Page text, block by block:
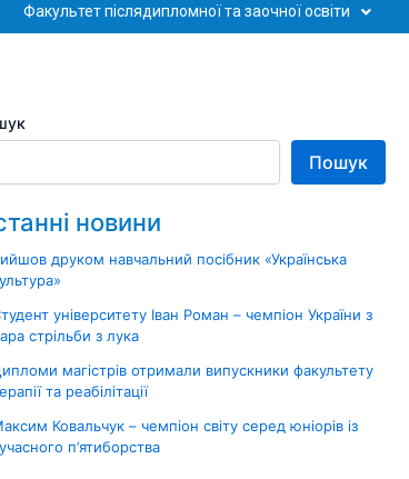
Факультет післядипломної та заочної освіти
Пошук
новини
друком навчальний посібник «Українська
університету Іван Роман – чемпіон України з
стрільби з лука
магістрів отримали випускники факультету
та реабілітації
Ковальчук – чемпіон світу серед юніорів із
п’ятиборства